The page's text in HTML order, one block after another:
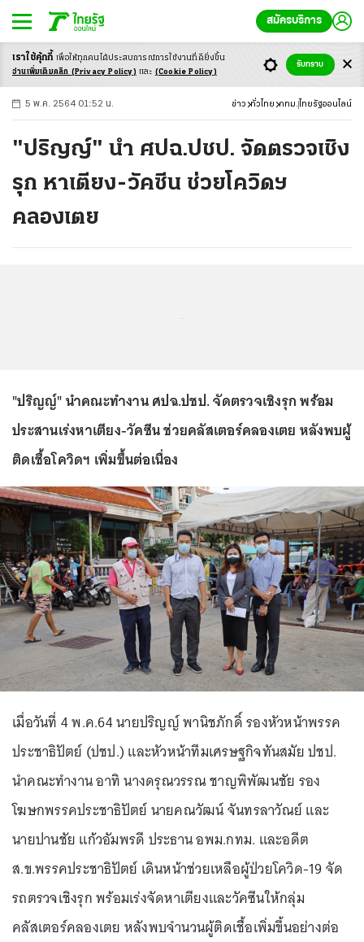
สมัครบริการ
-ก ก ก+
5 พ.ค. 2564 01:52 น. ข่าว ทั่วไทย กทม. ไทยรัฐออนไลน์
"ปริญญ์" นำ ศปฉ.ปชป. จัดตรวจเชิง
รุก หาเตียง-วัคซีน ช่วยโควิดฯ
คลองเตย
"ปริญญ์" นำคณะทำงาน ศปฉ.ปชป. จัดตรวจเชิงรุก พร้อม
ประสานเร่งหาเตียง-วัคซีน ช่วยคลัสเตอร์คลองเตย หลังพบผู้
ติดเชื้อโควิดฯ เพิ่มขึ้นต่อเนื่อง
เมื่อวันที่ 4 พ.ค.64 นายปริญญ์ พานิชภักดิ์ รองหัวหน้าพรรค
ประชาธิปัตย์ (ปชป.) และหัวหน้าทีมเศรษฐกิจทันสมัย ปชป.
นำคณะทำงาน อาทิ นางดรุณวรรณ ชาญพิพัฒนชัย รอง
โฆษกพรรคประชาธิปัตย์ นายคณวัฒน์ จันทรลาวัณย์ และ
นายปานชัย แก้วอัมพรดี ประธาน อพม.กทม. และอดีต
ส.ข.พรรคประชาธิปัตย์ เดินหน้าช่วยเหลือผู้ป่วยโควิด-19 จัด
รถตรวจเชิงรุก พร้อมเร่งจัดหาเตียงและวัคซีนให้กลุ่ม
คลัสเตอร์คลองเตย หลังพบจำนวนผู้ติดเชื้อเพิ่มขึ้นอย่างต่อ
เราใช้คุ้กกี้ เพื่อให้ทุกคนได้ประสบการณ์การใช้งานที่ดียิ่งขึ้น
อ่านเพิ่มเติมคลิก (Privacy Policy) และ (Cookie Policy)
รับทราบ